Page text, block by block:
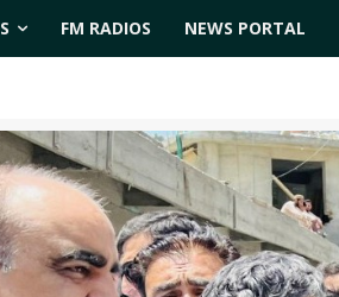
FM RADIOS NEWS PORTAL